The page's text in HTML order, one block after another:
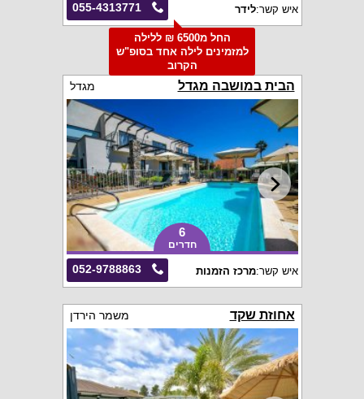
055-4313771 איש קשר:לידר
החל מ6500 ₪ ללילה
למזמינים לילה אחד בסופ"ש
הקרוב
הבית במושבה מגדל מגדל
6
חדרים
052-9788863 איש קשר:מרכז הזמנות
אחוזת שקד משמר הירדן